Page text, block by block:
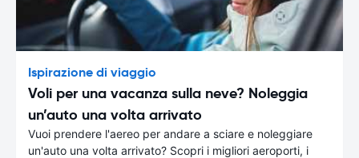
Ispirazione di viaggio
Voli per una vacanza sulla neve? Noleggia
un’auto una volta arrivato
Vuoi prendere l'aereo per andare a sciare e noleggiare
un'auto una volta arrivato? Scopri i migliori aeroporti, i